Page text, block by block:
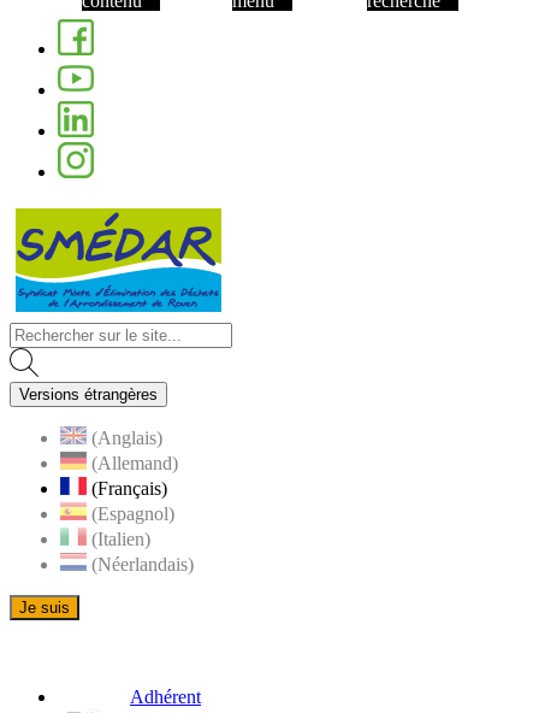
Facebook
Youtube
Linkedin
Instagram
Versions étrangères
(Anglais)
(Allemand)
(Français)
(Espagnol)
(Italien)
(Néerlandais)
Je suis
Adhérent